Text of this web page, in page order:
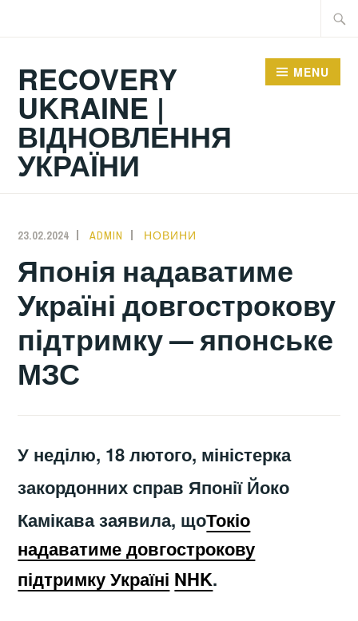
RECOVERY
UKRAINE |
ВІДНОВЛЕННЯ
УКРАЇНИ
MENU
23.02.2024 ADMIN НОВИНИ
Японія надаватиме
Україні довгострокову
підтримку — японське
МЗС
У неділю, 18 лютого, міністерка
закордонних справ Японії Йоко
Камікава заявила, щоТокіо
надаватиме довгострокову
підтримку Україні NHK.